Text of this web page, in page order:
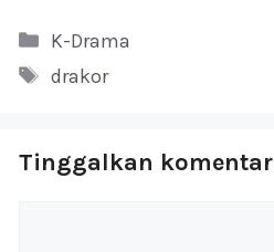
Kategori
K-Drama
Tag
drakor
Tinggalkan komentar